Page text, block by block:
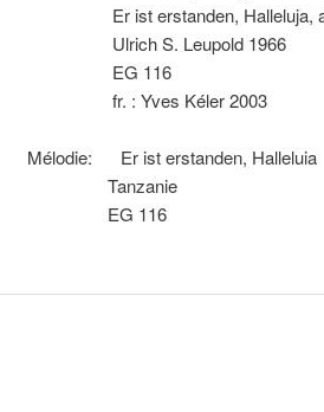
Er ist erstanden, Halleluja,
Ulrich S. Leupold 1966
EG 116
fr. : Yves Kéler 2003
Mélodie: Er ist erstanden, Halleluia
Tanzanie
EG 116